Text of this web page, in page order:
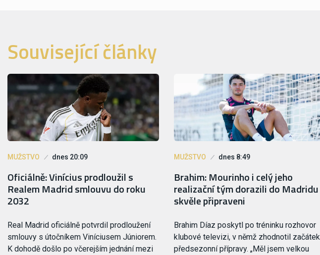
Související články
MUŽSTVO dnes 20:09
Oficiálně: Vinícius prodloužil s
Realem Madrid smlouvu do roku
2032
Real Madrid oficiálně potvrdil prodloužení
smlouvy s útočníkem Viníciusem Júniorem.
K dohodě došlo po včerejším jednání mezi
MUŽSTVO dnes 8:49
Brahim: Mourinho i celý jeho
realizační tým dorazili do Madridu
skvěle připraveni
Brahim Díaz poskytl po tréninku rozhovor
klubové televizi, v němž zhodnotil začátek
předsezonní přípravy. „Měl jsem velkou